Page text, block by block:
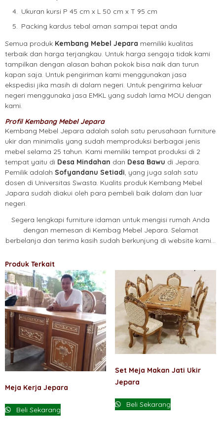
Ukuran kursi P 45 cm x L 50 cm x T 95 cm
Packing kardus tebal aman sampai tepat anda
Semua produk Kembang Mebel Jepara memiliki kualitas
terbaik dan harga terjangkau. Untuk harga sengaja tidak kami
tampilkan dengan alasan bahan pokok bisa naik dan turun
kapan saja. Untuk pengiriman kami menggunakan jasa
ekspedisi jika masih di dalam negeri. Untuk pengirima keluar
negeri menggunaka jasa EMKL yang sudah lama MOU dengan
kami.
Profil Kembang Mebel Jepara
Kembang Mebel Jepara adalah salah satu perusahaan furniture
ukir dan minimalis yang sudah memproduksi berbagai jenis
mebel selama 25 tahun. Kami memiliki tempat produksi di 2
tempat yaitu di Desa Mindahan dan Desa Bawu di Jepara.
Pemilik adalah Sofyandanu Setiadi, yang juga salah satu
dosen di Universitas Swasta. Kualits produk Kembang Mebel
Japara sudah diakui oleh para pembeli baik dalam dan luar
negeri.
Segera lengkapi furniture idaman untuk mengisi rumah Anda
dengan memesan di Kembag Mebel Jepara. Selamat
berbelanja dan terima kasih sudah berkunjung di website kami…
Produk Terkait
Meja Kerja Jepara
Beli Sekarang
Set Meja Makan Jati Ukir
Jepara
Beli Sekarang